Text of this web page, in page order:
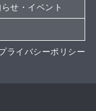
らせ・イベント
ライバシーポリシー